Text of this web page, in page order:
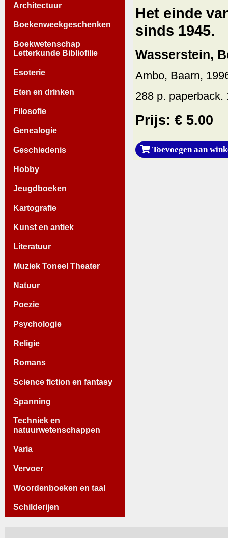
Architectuur
Boekenweekgeschenken
Boekwetenschap
Letterkunde Bibliofilie
Esoterie
Eten en drinken
Filosofie
Genealogie
Geschiedenis
Hobby
Jeugdboeken
Kartografie
Kunst en antiek
Literatuur
Muziek Toneel Theater
Natuur
Poezie
Psychologie
Religie
Romans
Science fiction en fantasy
Spanning
Techniek en
natuurwetenschappen
Varia
Vervoer
Woordenboeken en taal
Schilderijen
Het einde
sinds 1945.
Wasserstein,
Ambo, Baarn,
288 p.
Prijs: € 5.00
Toevoegen aan